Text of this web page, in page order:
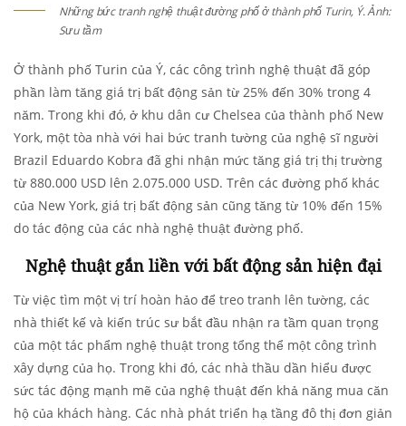
Những bức tranh nghệ thuật đường phố ở thành phố Turin, Ý. Ảnh:
Sưu tầm
Ở thành phố Turin của Ý, các công trình nghệ thuật đã góp
phần làm tăng giá trị bất động sản từ 25% đến 30% trong 4
năm. Trong khi đó, ở khu dân cư Chelsea của thành phố New
York, một tòa nhà với hai bức tranh tường của nghệ sĩ người
Brazil Eduardo Kobra đã ghi nhận mức tăng giá trị thị trường
từ 880.000 USD lên 2.075.000 USD. Trên các đường phố khác
của New York, giá trị bất động sản cũng tăng từ 10% đến 15%
do tác động của các nhà nghệ thuật đường phố.
Nghệ thuật gắn liền với bất động sản hiện đại
Từ việc tìm một vị trí hoàn hảo để treo tranh lên tường, các
nhà thiết kế và kiến trúc sư bắt đầu nhận ra tầm quan trọng
của một tác phẩm nghệ thuật trong tổng thể một công trình
xây dựng của họ. Trong khi đó, các nhà thầu dần hiểu được
sức tác động mạnh mẽ của nghệ thuật đến khả năng mua căn
hộ của khách hàng. Các nhà phát triển hạ tầng đô thị đơn giản